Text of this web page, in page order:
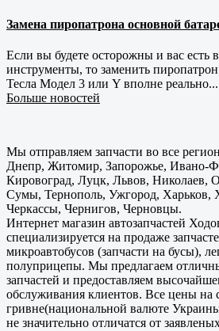
Замена пиропатрона основной
Если вы будете осторожны и вас есть
инструменты, то заменить
Тесла Модел 3 или Y вполне
Больше новостей
Мы отправляем запчасти во все
Днепр, Житомир, Запорожье, Ивано-
Кировоград, Луцк, Львов, Николаев,
Сумы, Тернополь, Ужгород, Харьков,
Черкассы, Чернигов, Черновцы.
Интернет магазин автозапчастей
специализируется на продаже
микроавтобусов (запчасти на бусы),
полуприцепы. Мы предлагаем
запчастей и предоставляем
обслуживания клиентов. Все цены на
гривне(национальной валюте
не значительно отличатся от